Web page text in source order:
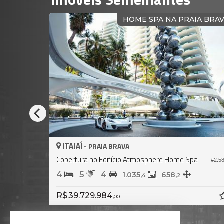
HOME SPA NA PRAIA
ITAJAÍ - PRAIA BRAVA
Cobertura no Edifício Atmosphere Home Spa
4 5 4 1.035,4 658,2
R$ 39.729.984,00